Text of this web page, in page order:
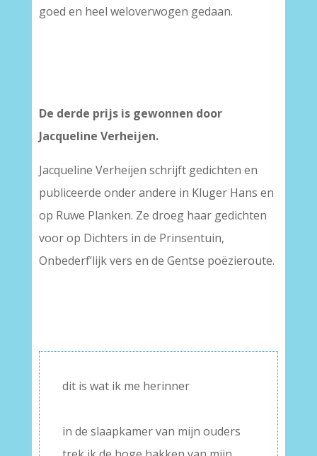
goed en heel weloverwogen gedaan.
De derde prijs is gewonnen door
Jacqueline Verheijen.
Jacqueline Verheijen schrijft gedichten en
publiceerde onder andere in Kluger Hans en
op Ruwe Planken. Ze droeg haar gedichten
voor op Dichters in de Prinsentuin,
Onbederf’lijk vers en de Gentse poëzieroute.
dit is wat ik me herinner
in de slaapkamer van mijn ouders